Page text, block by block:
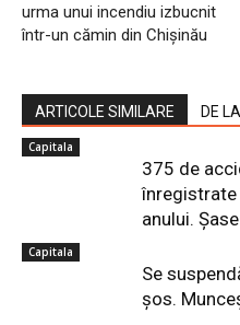
urma unui incendiu izbucnit
într-un cămin din Chișinău
ARTICOLE SIMILARE DE
Capitala
375 de
înregistrate
anului.
Capitala
Se
șos.